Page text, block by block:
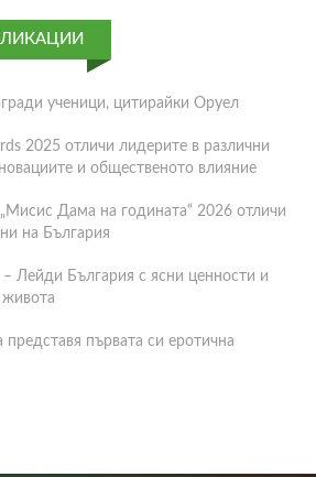
ученици, цитирайки Оруел
2025 отличи лидерите в различни
и общественото влияние
Дама на годината“ 2026 отличи
на България
Лейди България с ясни ценности и
живота
първата си еротична